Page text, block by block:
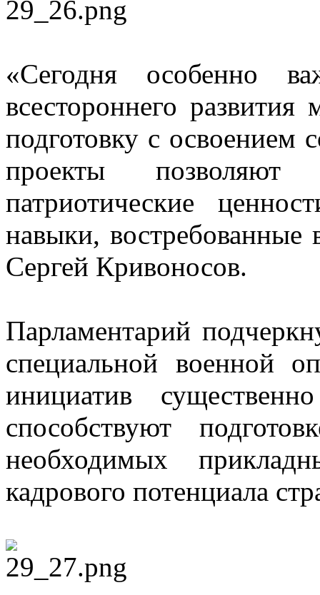
«Сегодня особенно
всестороннего
подготовку с освоением
проекты
патриотические
навыки,
Сергей Кривоносов.
Парламентарий
специальной военной
инициатив
способствуют
необходимых
кадрового потенциала